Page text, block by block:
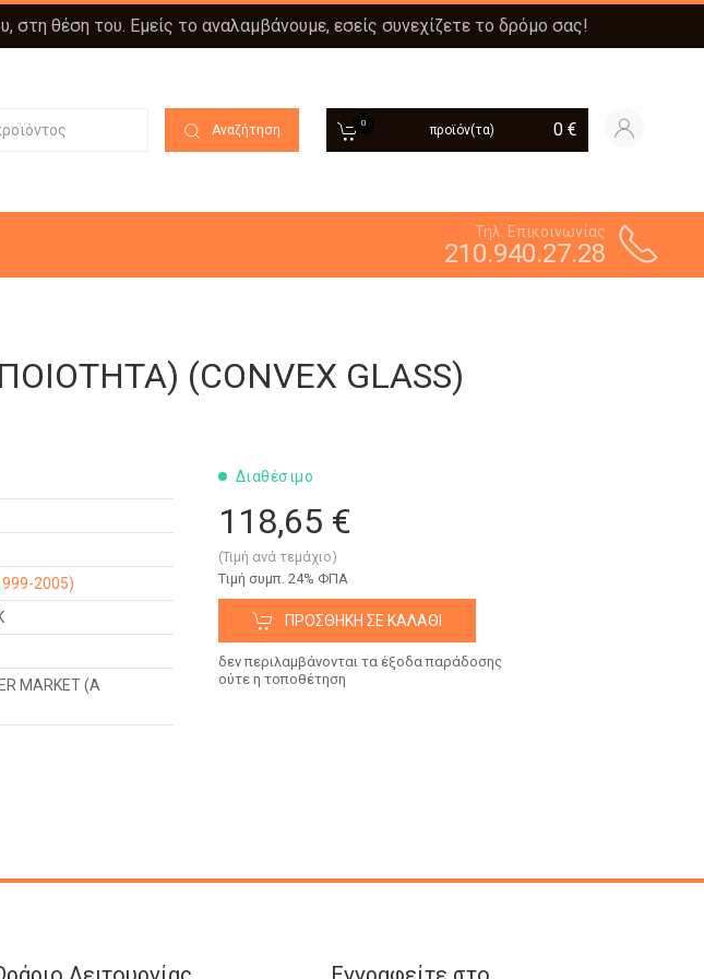
θέση του. Εμείς το αναλαμβάνουμε, εσείς συνεχίζετε το δρόμο σας!
Αναζήτηση 0 προϊόν(τα) 0 €
Τηλ. Επικοινωνίας
210.940.27.28
(CONVEX GLASS)
2005)
MARKET (Α
Διαθέσιμο
118,65 €
(Τιμή ανά τεμάχιο)
Tιμή συμπ. 24% ΦΠΑ
ΠΡΟΣΘΉΚΗ ΣΕ ΚΑΛΆΘΙ
δεν περιλαμβάνονται τα έξοδα παράδοσης
ούτε η τοποθέτηση